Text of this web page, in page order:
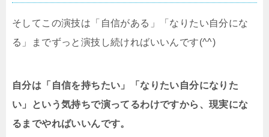
そしてこの演技は「自信がある」「なりたい自分にな
る」までずっと演技し続ければいいんです(^^)
自分は「自信を持ちたい」「なりたい自分になりた
い」という気持ちで演ってるわけですから、現実にな
るまでやればいいんです。